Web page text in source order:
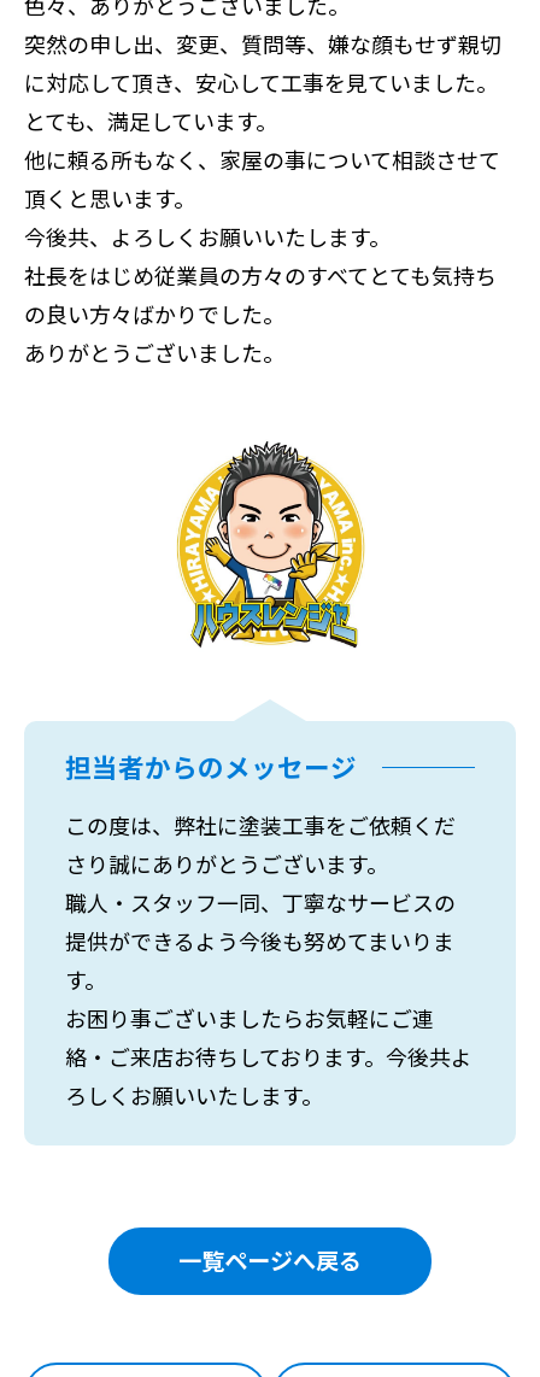
突然の申し出、変更、質問等、嫌な顔もせず親切
に対応して頂き、安心して工事を見ていました。
とても、満足しています。
他に頼る所もなく、家屋の事について相談させて
頂くと思います。
今後共、よろしくお願いいたします。
社長をはじめ従業員の方々のすべてとても気持ち
の良い方々ばかりでした。
ありがとうございました。
担当者からのメッセージ
この度は、弊社に塗装工事をご依頼くだ
さり誠にありがとうございます。
職人・スタッフ一同、丁寧なサービスの
提供ができるよう今後も努めてまいりま
す。
お困り事ございましたらお気軽にご連
絡・ご来店お待ちしております。今後共よ
ろしくお願いいたします。
一覧ページへ戻る